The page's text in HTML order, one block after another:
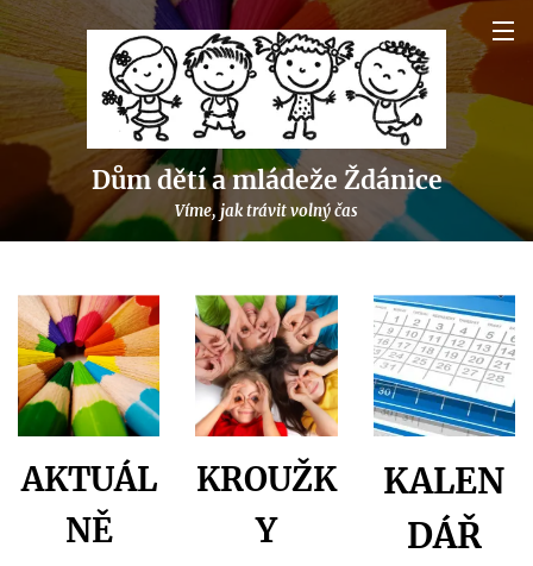
Dům dětí a mládeže Ždánice
Víme, jak trávit volný čas
AKTUÁL
NĚ
KROUŽK
Y
KALEN
DÁŘ